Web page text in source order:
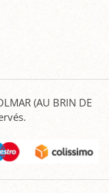
(AU BRIN DE